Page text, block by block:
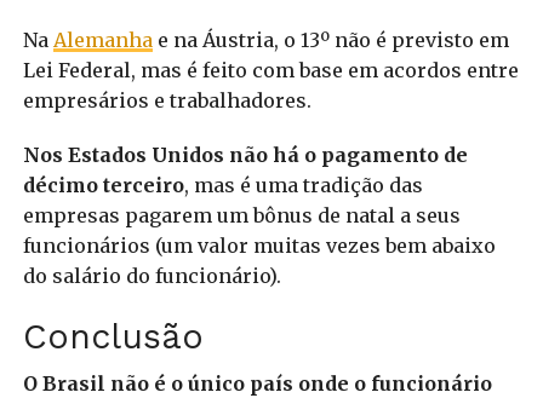
Na Alemanhae na Áustria, o 13º não é previsto em
Lei Federal, mas é feito com base em acordos entre
empresários e trabalhadores.
Nos Estados Unidos não há o pagamento de
décimo terceiro, mas é uma tradição das
empresas pagarem um bônus de natal a seus
funcionários (um valor muitas vezes bem abaixo
do salário do funcionário).
Conclusão
O Brasil não é o único país onde o funcionário